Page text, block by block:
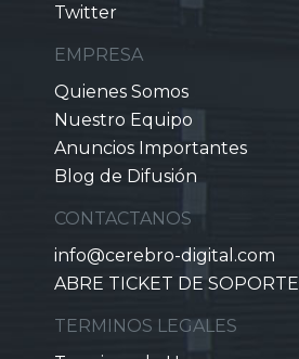
Twitter
EMPRESA
Quienes Somos
Nuestro Equipo
Anuncios Importantes
Blog de Difusión
CONTACTANOS
info@cerebro-digital.com
ABRE TICKET DE SOPORTE
TERMINOS LEGALES